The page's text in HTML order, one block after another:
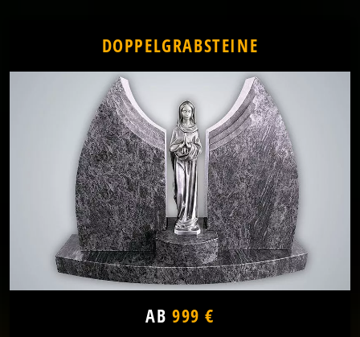
DOPPELGRABSTEINE
AB 999 €